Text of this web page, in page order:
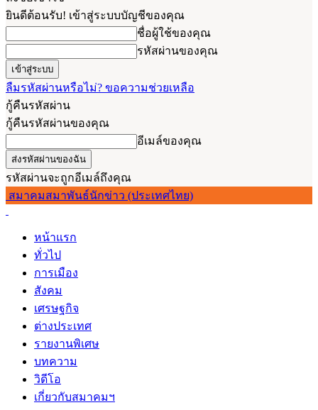
ยินดีต้อนรับ! เข้าสู่ระบบบัญชีของคุณ
ชื่อผู้ใช้ของคุณ
รหัสผ่านของคุณ
ลืมรหัสผ่านหรือไม่? ขอความช่วยเหลือ
กู้คืนรหัสผ่าน
กู้คืนรหัสผ่านของคุณ
อีเมล์ของคุณ
รหัสผ่านจะถูกอีเมล์ถึงคุณ
สมาคมสมาพันธ์นักข่าว (ประเทศไทย)
หน้าแรก
ทั่วไป
การเมือง
สังคม
เศรษฐกิจ
ต่างประเทศ
รายงานพิเศษ
บทความ
วิดีโอ
เกี่ยวกับสมาคมฯ